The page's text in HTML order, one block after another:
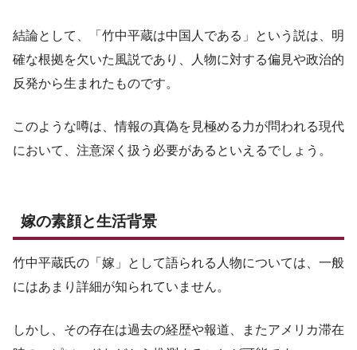
結論として、「竹中平蔵は中国人である」という説は、明
確な根拠を欠いた風説であり、人物に対する偏見や政治的
反発から生まれたものです。
このような噂は、情報の真偽を見極める力が問われる現代
において、注意深く扱う必要があるといえるでしょう。
嫁の素顔と生活背景
竹中平蔵氏の「嫁」として語られる人物については、一般
にはあまり詳細が知られていません。
しかし、その存在は過去の経歴や報道、またアメリカ滞在